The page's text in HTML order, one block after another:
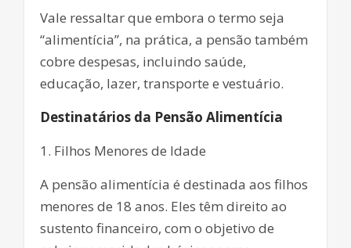
Vale ressaltar que embora o termo seja
“alimentícia”, na prática, a pensão também
cobre despesas, incluindo saúde,
educação, lazer, transporte e vestuário.
Destinatários da Pensão Alimentícia
1. Filhos Menores de Idade
A pensão alimentícia é destinada aos filhos
menores de 18 anos. Eles têm direito ao
sustento financeiro, com o objetivo de